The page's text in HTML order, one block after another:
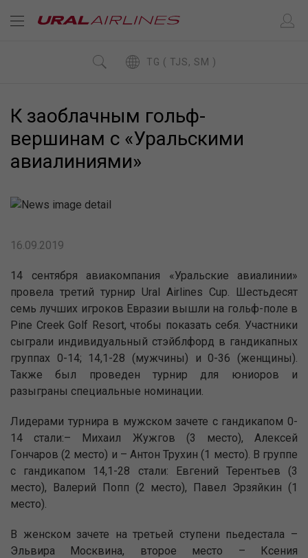
TG ( TJS, SM )
К заоблачным гольф-
вершинам с «Уральскими
авиалиниями»
16.09.2019
14 сентября авиакомпания «Уральские авиалинии»
провела третий турнир Ural Airlines Cup. Шестьдесят
семь лучших игроков Евразии вышли на гольф-поле в
Pine Creek Golf Resort, чтобы показать себя. Участники
сыграли индивидуальный стэйблфорд в гандикапных
группах 0-14; 14,1-28 (мужчины) и 0-36 (женщины).
Также был проведен турнир для юниоров и
разыграны специальные номинации.
Лидерами турнира в мужском зачете с гандикапом 0-
14 стали:– Михаил Жужгов (3 место), Алексей
Гончаров (2 место) и – Антон Трухин (1 место). В группе
с гандикапом 14,1-28 стали: Евгений Терентьев (3
место), Валерий Попп (2 место), Павел Эрзяйкин (1
место).
В женском зачете на третьей ступени пьедестала –
Эльвира Москвина, второе место – Ксения